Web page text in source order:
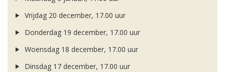
Vrijdag 20 december, 17.00 uur
Donderdag 19 december, 17.00 uur
Woensdag 18 december, 17.00 uur
Dinsdag 17 december, 17.00 uur